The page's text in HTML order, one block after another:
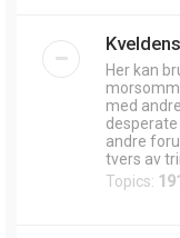
Her kan
med
desperate
andre
tvers av
Topics: